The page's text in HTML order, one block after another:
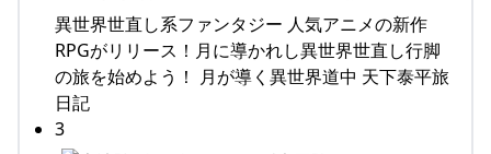
異世界世直し系ファンタジー 人気アニメの新作
RPGがリリース！月に導かれし異世界世直し行脚
の旅を始めよう！ 月が導く異世界道中 天下泰平旅
日記
3